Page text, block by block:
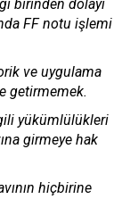
birinden dolayı
FF notu işlemi
ve uygulama
getirmemek.
yükümlülükleri
girmeye hak
hiçbirine